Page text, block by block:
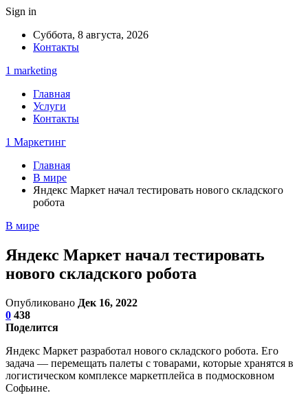
Sign in
Суббота, 8 августа, 2026
Контакты
1 marketing
Главная
Услуги
Контакты
1 Маркетинг
Главная
В мире
Яндекс Маркет начал тестировать нового складского
робота
В мире
Яндекс Маркет начал тестировать
нового складского робота
Опубликовано Дек 16, 2022
0 438
Поделится
Яндекс Маркет разработал нового складского робота. Его
задача — перемещать палеты с товарами, которые хранятся в
логистическом комплексе маркетплейса в подмосковном
Софьине.